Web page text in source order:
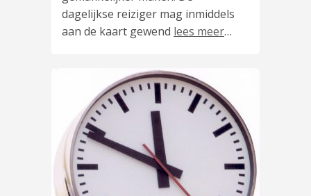
dagelijkse reiziger mag inmiddels
aan de kaart gewend lees meer…